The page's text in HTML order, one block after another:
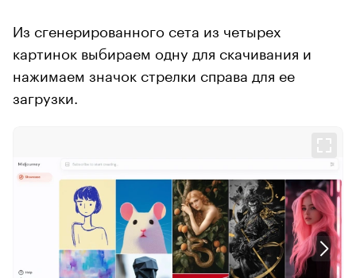
Из сгенерированного сета из четырех
картинок выбираем одну для скачивания и
нажимаем значок стрелки справа для ее
загрузки.